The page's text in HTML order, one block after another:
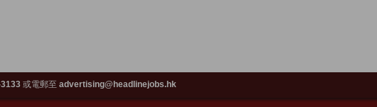
或電郵至 advertising@headlinejobs.hk